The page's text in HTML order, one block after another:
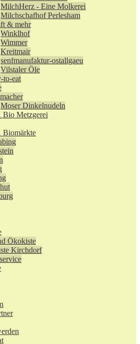
MilchHerz - Eine Molkerei
Milchschafhof Perlesham
& mehr
Winklhof
Wimmer
Kreitmair
senfmanufaktur-ostallgaeu
Vilstaler Öle
to-eat
Moser Dinkelnudeln
Metzgerei
Ökokiste
Kirchdorf